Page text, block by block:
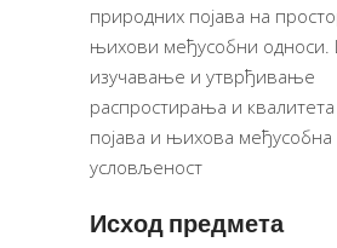
природних појава на
њихови међусобни односи.
изучавање и утврђивање
распростирања и
појава и њихова међусобна
условљеност
Исход предмета